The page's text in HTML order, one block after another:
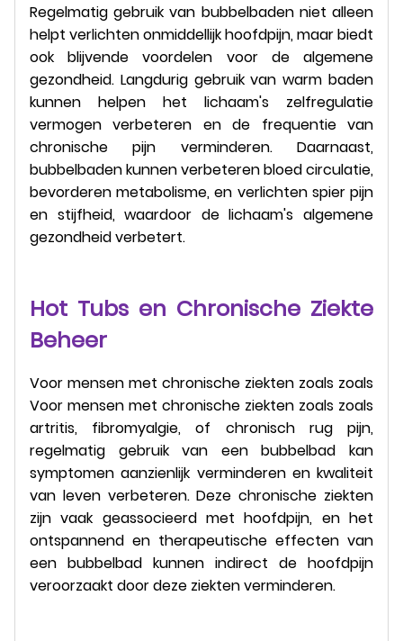
Regelmatig gebruik van bubbelbaden niet alleen
helpt verlichten onmiddellijk hoofdpijn, maar biedt
ook blijvende voordelen voor de algemene
gezondheid. Langdurig gebruik van warm baden
kunnen helpen het lichaam's zelfregulatie
vermogen verbeteren en de frequentie van
chronische pijn verminderen. Daarnaast,
bubbelbaden kunnen verbeteren bloed circulatie,
bevorderen metabolisme, en verlichten spier pijn
en stijfheid, waardoor de lichaam's algemene
gezondheid verbetert.
Hot Tubs en Chronische Ziekte
Beheer
Voor mensen met chronische ziekten zoals zoals
Voor mensen met chronische ziekten zoals zoals
artritis, fibromyalgie, of chronisch rug pijn,
regelmatig gebruik van een bubbelbad kan
symptomen aanzienlijk verminderen en kwaliteit
van leven verbeteren. Deze chronische ziekten
zijn vaak geassocieerd met hoofdpijn, en het
ontspannend en therapeutische effecten van
een bubbelbad kunnen indirect de hoofdpijn
veroorzaakt door deze ziekten verminderen.